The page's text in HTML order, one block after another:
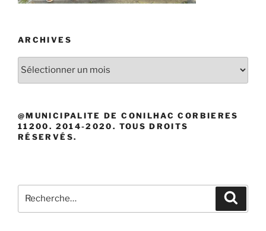
ARCHIVES
@MUNICIPALITE DE CONILHAC CORBIERES
11200. 2014-2020. TOUS DROITS
RÉSERVÉS.
pour